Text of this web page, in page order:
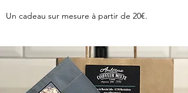
Un cadeau sur mesure à partir de 20€.